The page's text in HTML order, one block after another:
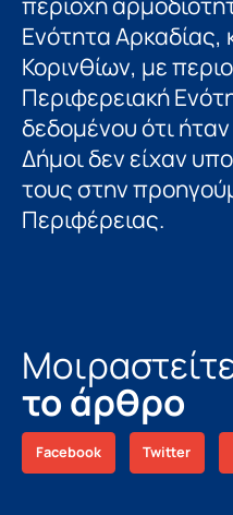
Ενότητα Αρκαδίας,
Κορινθίων, με
Περιφερειακή
δεδομένου ότι
Δήμοι δεν είχαν
τους στην
Περιφέρειας.
το άρθρο
Facebook Twitter